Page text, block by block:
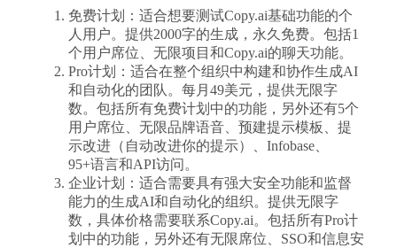
免费计划：适合想要测试Copy.ai基础功能的个
人用户。提供2000字的生成，永久免费。包括1
个用户席位、无限项目和Copy.ai的聊天功能。
Pro计划：适合在整个组织中构建和协作生成AI
和自动化的团队。每月49美元，提供无限字
数。包括所有免费计划中的功能，另外还有5个
用户席位、无限品牌语音、预建提示模板、提
示改进（自动改进你的提示）、Infobase、
95+语言和API访问。
企业计划：适合需要具有强大安全功能和监督
能力的生成AI和自动化的组织。提供无限字
数，具体价格需要联系Copy.ai。包括所有Pro计
划中的功能，另外还有无限席位、SSO和信息安